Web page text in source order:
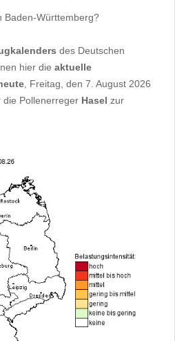
Baden-Württemberg?
des Deutschen
hier die aktuelle
, Freitag, den 7. August 2026
die Pollenerreger Hasel zur